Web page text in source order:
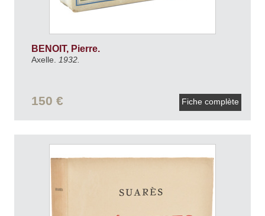
BENOIT, Pierre.
Axelle. 1932.
150 € Fiche complète